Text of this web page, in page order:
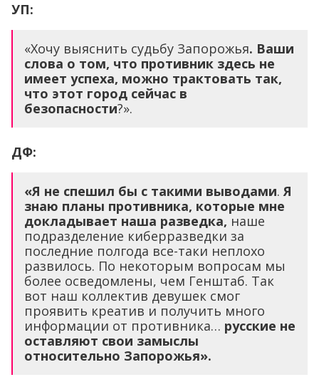
УП:
«Хочу выяснить судьбу Запорожья. Ваши
слова о том, что противник здесь не
имеет успеха, можно трактовать так,
что этот город сейчас в
безопасности?».
ДФ:
«Я не спешил бы с такими выводами.Я
знаю планы противника, которые мне
докладывает наша разведка, наше
подразделение киберразведки за
последние полгода все-таки неплохо
развилось. По некоторым вопросам мы
более осведомлены, чем Генштаб. Так
вот наш коллектив девушек смог
проявить креатив и получить много
информации от противника… русские не
оставляют свои замыслы
относительно Запорожья».